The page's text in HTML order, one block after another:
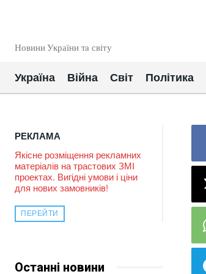
Новини України та світу
Україна Війна Світ Політика
РЕКЛАМА
Якісне розміщення рекламних
матеріалів на трастових ЗМІ
проектах. Вигідні умови і ціни
для нових замовників!
ПЕРЕЙТИ
Останні новини